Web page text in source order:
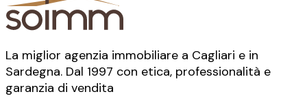
La miglior agenzia immobiliare a Cagliari e in
Sardegna. Dal 1997 con etica, professionalità e
garanzia di vendita